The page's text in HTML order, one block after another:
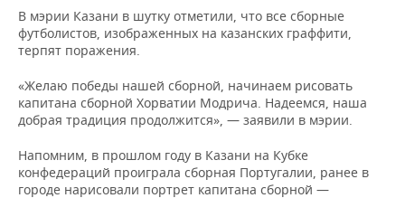
КОМУ ПРИНАДЛЕЖАТ
ТОРГОВЫЕ ЦЕНТРЫ
БЮДЖЕТ
ИНВЕСТИЦИИ
АГРОПРОМ
МАШИНОСТРОЕНИЕ
НЕФТЕХИМИЯ
ОПК
НОВОСТИ АВТО
БИЗНЕС
НОВОСТИ БИЗНЕСА
РОЗНИЧНАЯ ТОРГОВЛЯ
ТРАНСПОРТ
ТЕХНОЛОГИИ
НОВОСТИ ТЕХНОЛОГИЙ
IT
МЕРОПРИЯТИЯ
НОВОСТИ МЕРОПРИЯТИЙ
СПОРТ
В мэрии Казани в шутку отметили, что все сборные
футболистов, изображенных на казанских граффити,
терпят поражения.
«Желаю победы нашей сборной, начинаем рисовать
капитана сборной Хорватии Модрича. Надеемся, наша
добрая традиция продолжится», — заявили в мэрии.
Напомним, в прошлом году в Казани на Кубке
конфедераций проиграла сборная Португалии, ранее в
городе нарисовали портрет капитана сборной —